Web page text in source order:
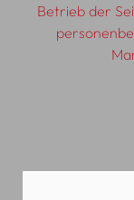
© 2026
Betrieb der